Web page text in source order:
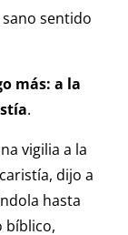
sentido
más: a la
.
vigilia a la
dijo a
hasta
bíblico,